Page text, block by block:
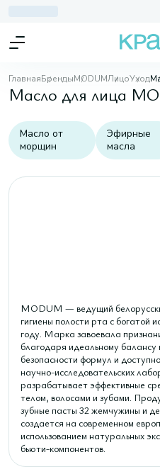
ГлавнаяБрендыMODUMЛицоУход
Масло для лица
Масло от
морщин
Эфирные
масла
MODUM — ведущий
гигиены полости рта с богатой
году. Марка завоевала
благодаря идеальному балансу
безопасности формул и
научно-исследовательских
разрабатывает эффективные
телом, волосами и зубами.
зубные пасты 32 жемчужины и
создается на современном
использованием натуральных
бьюти-компонентов.